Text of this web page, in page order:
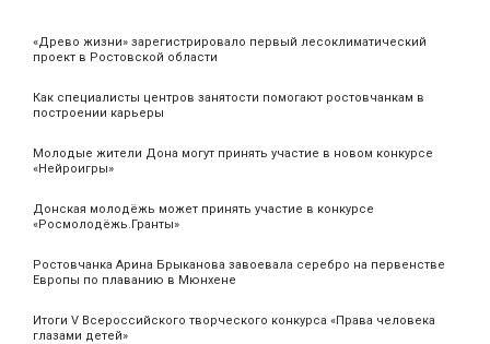
«Древо жизни» зарегистрировало первый лесоклиматический
проект в Ростовской области
Как специалисты центров занятости помогают ростовчанкам в
построении карьеры
Молодые жители Дона могут принять участие в новом конкурсе
«Нейроигры»
Донская молодёжь может принять участие в конкурсе
«Росмолодёжь.Гранты»
Ростовчанка Арина Брыканова завоевала серебро на первенстве
Европы по плаванию в Мюнхене
Итоги V Всероссийского творческого конкурса «Права человека
глазами детей»